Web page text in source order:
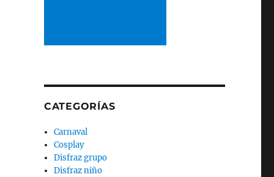
CATEGORÍAS
Carnaval
Cosplay
Disfraz grupo
Disfraz niño